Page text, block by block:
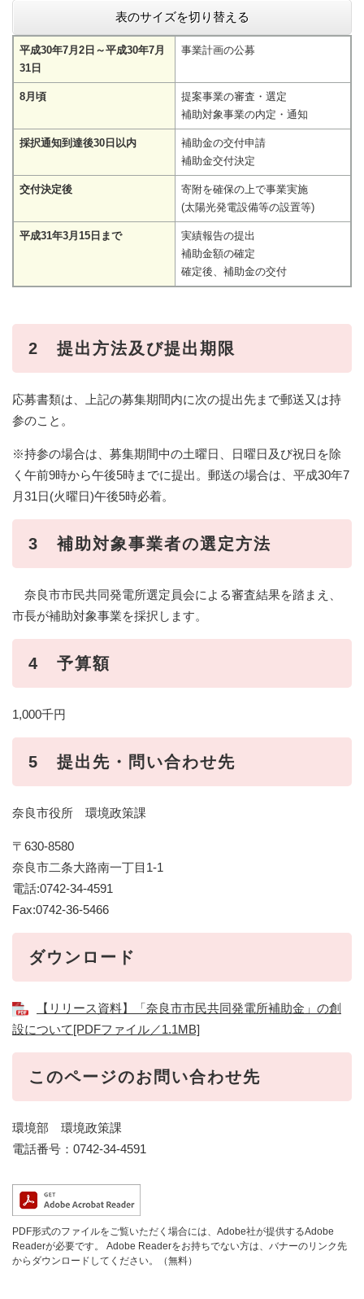
表のサイズを切り替える
平成30年7月2日～平成30年7月
31日
事業計画の公募
8月頃
提案事業の審査・選定
補助対象事業の内定・通知
採択通知到達後30日以内
補助金の交付申請
補助金交付決定
交付決定後
寄附を確保の上で事業実施
(太陽光発電設備等の設置等)
平成31年3月15日まで
実績報告の提出
補助金額の確定
確定後、補助金の交付
2 提出方法及び提出期限
応募書類は、上記の募集期間内に次の提出先まで郵送又は持
参のこと。
※持参の場合は、募集期間中の土曜日、日曜日及び祝日を除
く午前9時から午後5時までに提出。郵送の場合は、平成30年7
月31日(火曜日)午後5時必着。
3 補助対象事業者の選定方法
奈良市市民共同発電所選定員会による審査結果を踏まえ、
市長が補助対象事業を採択します。
4 予算額
1,000千円
5 提出先・問い合わせ先
奈良市役所 環境政策課
〒630-8580
奈良市二条大路南一丁目1-1
電話:0742-34-4591
Fax:0742-36-5466
ダウンロード
【リリース資料】「奈良市市民共同発電所補助金」の創
設について[PDFファイル／1.1MB]
このページのお問い合わせ先
環境部 環境政策課
電話番号：0742-34-4591
PDF形式のファイルをご覧いただく場合には、Adobe社が提供するAdobe
Readerが必要です。
Adobe Readerをお持ちでない方は、バナーのリンク先
からダウンロードしてください。（無料）